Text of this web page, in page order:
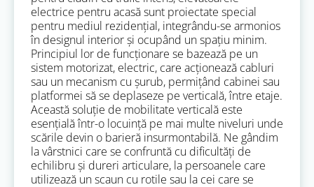
electrice pentru acasă sunt proiectate special
pentru mediul rezidențial, integrându-se armonios
în designul interior și ocupând un spațiu minim.
Principiul lor de funcționare se bazează pe un
sistem motorizat, electric, care acționează cabluri
sau un mecanism cu șurub, permițând cabinei sau
platformei să se deplaseze pe verticală, între etaje.
Această soluție de mobilitate verticală este
esențială într-o locuință pe mai multe niveluri unde
scările devin o barieră insurmontabilă. Ne gândim
la vârstnici care se confruntă cu dificultăți de
echilibru și dureri articulare, la persoanele care
utilizează un scaun cu rotile sau la cei care se